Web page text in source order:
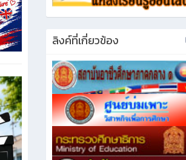
ลิงค์ที่เกี่ยวข้อง